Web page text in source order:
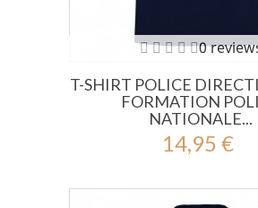
0
T-SHIRT POLICE
FORMATION
NATIONALE...
14,95 €